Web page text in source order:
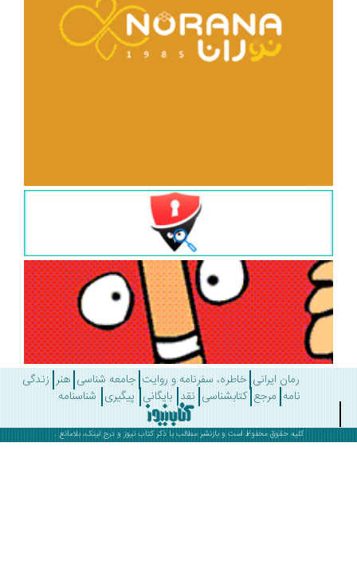
رمان ایرانی خاطره، سفرنامه و روایت جامعه شناسی هنر زندگی
مرجع کتابشناسی نقد بایگانی پیگیری شناسنامه
کلیه حقوق محفوظ است و بازنشر مطالب با ذکرکتاب نیوز و درج لینک، بلامانع .